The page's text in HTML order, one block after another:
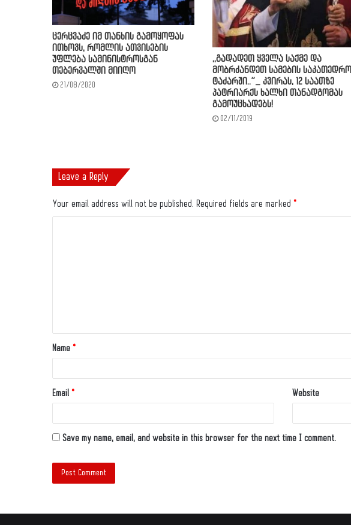
ცერცვაძე იმ თანხის გამოყოფას
ითხოვს, რომლის ათვისების
უფლება სამინისტროსგან
თებერვალში მიიღო
21/08/2020
,,გადადეთ ყველა საქმე და
მობრძანდეთ სამების საკათედრო
ტაძარში..”_ კვირას, 12 საათზე
პატრიარქს ხალხი თანადგომას
გამოუცხადებს!
02/11/2019
Leave a Reply
Your email address will not be published. Required fields are marked *
Name *
Email * Website
Save my name, email, and website in this browser for the next time I comment.